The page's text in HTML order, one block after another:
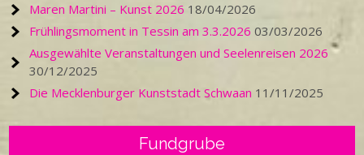
Maren Martini – Kunst 2026 18/04/2026
Frühlingsmoment in Tessin am 3.3.2026 03/03/2026
Ausgewählte Veranstaltungen und Seelenreisen 2026
30/12/2025
Die Mecklenburger Kunststadt Schwaan 11/11/2025
Fundgrube